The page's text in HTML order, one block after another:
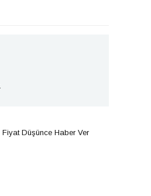
Fiyat Düşünce Haber Ver